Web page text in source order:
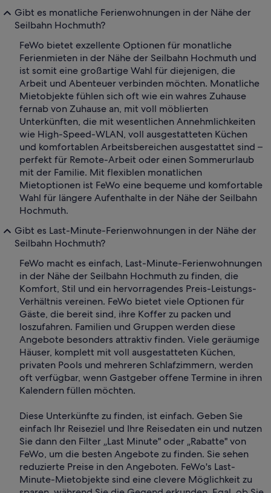
Gibt es monatliche Ferienwohnungen in der Nähe der
Seilbahn Hochmuth?
FeWo bietet exzellente Optionen für monatliche
Ferienmieten in der Nähe der Seilbahn Hochmuth und
ist somit eine großartige Wahl für diejenigen, die
Arbeit und Abenteuer verbinden möchten. Monatliche
Mietobjekte fühlen sich oft wie ein wahres Zuhause
fernab von Zuhause an, mit voll möblierten
Unterkünften, die mit wesentlichen Annehmlichkeiten
wie High-Speed-WLAN, voll ausgestatteten Küchen
und komfortablen Arbeitsbereichen ausgestattet sind –
perfekt für Remote-Arbeit oder einen Sommerurlaub
mit der Familie. Mit flexiblen monatlichen
Mietoptionen ist FeWo eine bequeme und komfortable
Wahl für längere Aufenthalte in der Nähe der Seilbahn
Hochmuth.
Gibt es Last-Minute-Ferienwohnungen in der Nähe der
Seilbahn Hochmuth?
FeWo macht es einfach, Last-Minute-Ferienwohnungen
in der Nähe der Seilbahn Hochmuth zu finden, die
Komfort, Stil und ein hervorragendes Preis-Leistungs-
Verhältnis vereinen. FeWo bietet viele Optionen für
Gäste, die bereit sind, ihre Koffer zu packen und
loszufahren. Familien und Gruppen werden diese
Angebote besonders attraktiv finden. Viele geräumige
Häuser, komplett mit voll ausgestatteten Küchen,
privaten Pools und mehreren Schlafzimmern, werden
oft verfügbar, wenn Gastgeber offene Termine in ihren
Kalendern füllen möchten.
Diese Unterkünfte zu finden, ist einfach. Geben Sie
einfach Ihr Reiseziel und Ihre Reisedaten ein und nutzen
Sie dann den Filter „Last Minute" oder „Rabatte" von
FeWo, um die besten Angebote zu finden. Sie sehen
reduzierte Preise in den Angeboten. FeWo's Last-
Minute-Mietobjekte sind eine clevere Möglichkeit zu